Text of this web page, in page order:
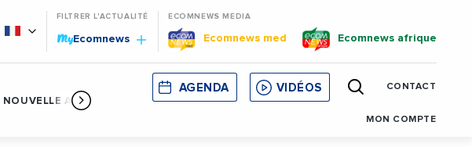
FILTRER L'ACTUALITÉ
MyEcomnews
ECOMNEWS MEDIA
Ecomnews med Ecomnews afrique
NOUVELLE AQUITAINE CORSE MONACO CATALOGNE
AGENDA VIDÉOS CONTACT
MON COMPTE